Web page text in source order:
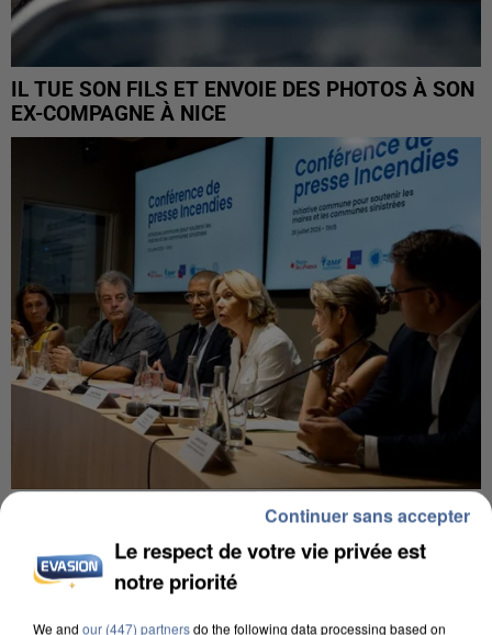
IL TUE SON FILS ET ENVOIE DES PHOTOS À SON
EX-COMPAGNE À NICE
INCENDIES : L’ÎLE-DE-FRANCE LANCE UN ÉLAN
Le respect de votre vie privée est
notre priorité
We and our (447) partnersdo the following data processing based on
Continuer sans accepter